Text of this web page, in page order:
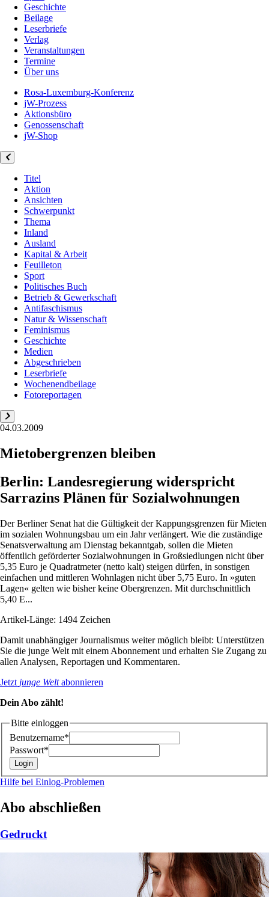
Geschichte
Beilage
Leserbriefe
Verlag
Veranstaltungen
Termine
Über uns
Rosa-Luxemburg-Konferenz
jW-Prozess
Aktionsbüro
Genossenschaft
jW-Shop
Titel
Aktion
Ansichten
Schwerpunkt
Thema
Inland
Ausland
Kapital & Arbeit
Feuilleton
Sport
Politisches Buch
Betrieb & Gewerkschaft
Antifaschismus
Natur & Wissenschaft
Feminismus
Geschichte
Medien
Abgeschrieben
Leserbriefe
Wochenendbeilage
Fotoreportagen
04.03.2009
Mietobergrenzen bleiben
Berlin: Landesregierung widerspricht
Sarrazins Plänen für Sozialwohnungen
Der Berliner Senat hat die Gültigkeit der Kappungsgrenzen für Mieten
im sozialen Wohnungsbau um ein Jahr verlängert. Wie die zuständige
Senatsverwaltung am Dienstag bekanntgab, sollen die Mieten
öffentlich geförderter Sozialwohnungen in Großsiedlungen nicht über
5,35 Euro je Quadratmeter (netto kalt) steigen dürfen, in sonstigen
einfachen und mittleren Wohnlagen nicht über 5,75 Euro. In »guten
Lagen« gelten wie bisher keine Obergrenzen. Mit durchschnittlich
5,40 E...
Artikel-Länge: 1494 Zeichen
Damit unabhängiger Journalismus weiter möglich bleibt: Unterstützen
Sie die junge Welt mit einem Abonnement und erhalten Sie Zugang zu
allen Analysen, Reportagen und Kommentaren.
Jetzt junge Weltabonnieren
Dein Abo zählt!
Bitte einloggen
Benutzername*
Passwort*
Hilfe bei Einlog-Problemen
Abo abschließen
Gedruckt